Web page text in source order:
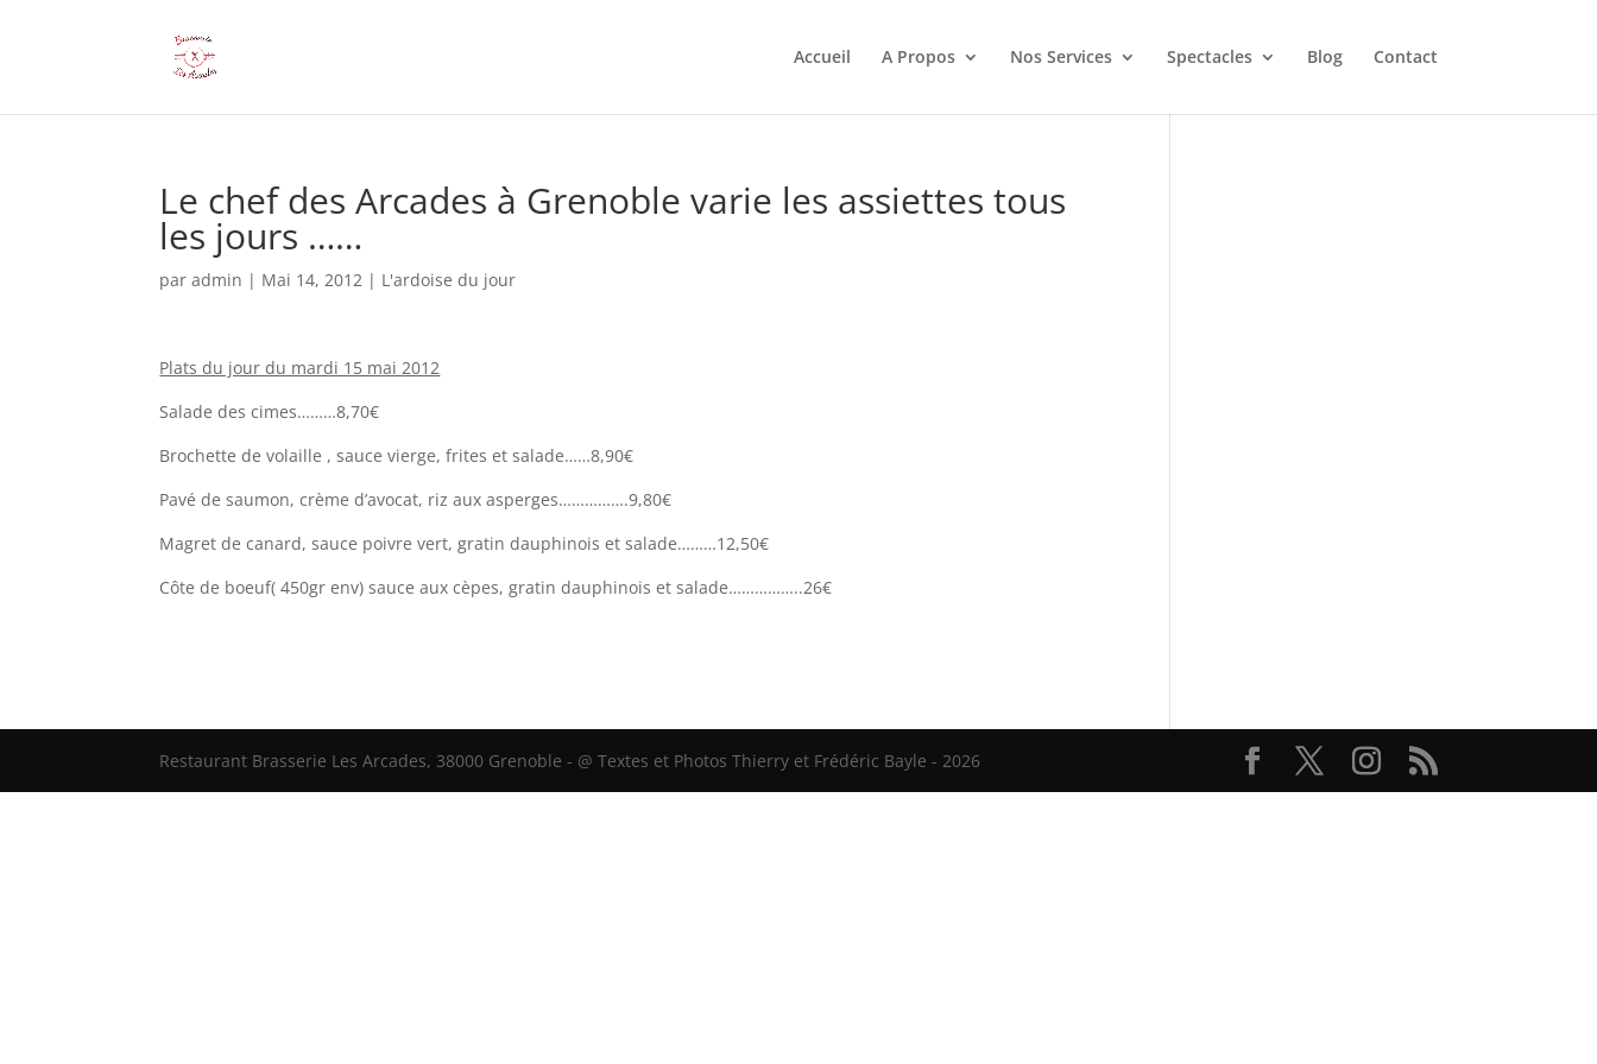
Accueil A Propos Nos Services Spectacles Blog Contact
Le chef des Arcades à Grenoble varie les assiettes tous
les jours ……
paradmin | Mai 14, 2012 | L'ardoise du jour
Plats du jour du mardi 15 mai 2012
Salade des cimes………8,70€
Brochette de volaille , sauce vierge, frites et salade……8,90€
Pavé de saumon, crème d’avocat, riz aux asperges…………….9,80€
Magret de canard, sauce poivre vert, gratin dauphinois et salade………12,50€
Côte de boeuf( 450gr env) sauce aux cèpes, gratin dauphinois et salade……………..26€
Restaurant Brasserie Les Arcades, 38000 Grenoble - @ Textes et Photos Thierry et Frédéric Bayle - 2026